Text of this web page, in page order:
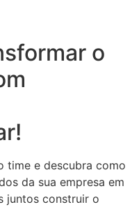
o
time e descubra como
da sua empresa em
juntos construir o